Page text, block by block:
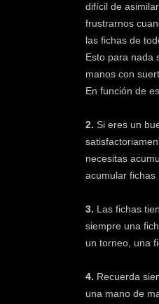
difícil de
frustrarnos
las fichas de
Esto para nada
manos con
En función de
2. Si eres un
necesitas
acumular fichas
3. Las fichas
siempre una
un torneo, una
4. Recuerda
una mano de